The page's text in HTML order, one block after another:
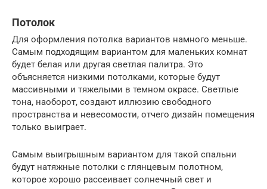
Потолок
Для оформления потолка вариантов намного меньше.
Самым подходящим вариантом для маленьких комнат
будет белая или другая светлая палитра. Это
объясняется низкими потолками, которые будут
массивными и тяжелыми в темном окрасе. Светлые
тона, наоборот, создают иллюзию свободного
пространства и невесомости, отчего дизайн помещения
только выиграет.
Самым выигрышным вариантом для такой спальни
будут натяжные потолки с глянцевым полотном,
которое хорошо рассеивает солнечный свет и